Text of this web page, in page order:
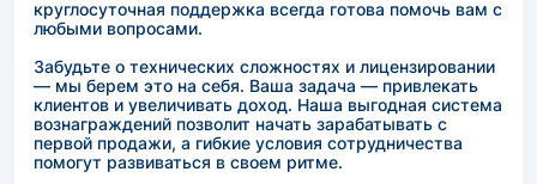
круглосуточная поддержка всегда готова помочь вам с
любыми вопросами.
Забудьте о технических сложностях и лицензировании
— мы берем это на себя. Ваша задача — привлекать
клиентов и увеличивать доход. Наша выгодная система
вознаграждений позволит начать зарабатывать с
первой продажи, а гибкие условия сотрудничества
помогут развиваться в своем ритме.